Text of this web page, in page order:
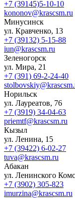
+7 (39145)5-10-10
kononov@krascsm.ru
Минусинск
ул. Кравченко, 13
+7 (39132) 5-15-88
iun@krascsm.ru
Зеленогорск
ул. Мира, 21
+7 (391) 69-2-24-40
Норильск
ул. Лауреатов, 76
+7 (3919) 34-04-63
priemtf@krascsm.ru
Кызыл
ул. Ленина, 15
+7 (39422) 6-02-27
tuva@krascsm.ru
Абакан
ул. Ленинского
+7 (3902) 305-823
imurzina@krascsm.ru